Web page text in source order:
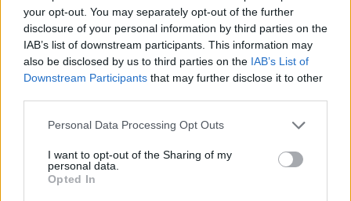
your opt-out. You may separately opt-out of the further
disclosure of your personal information by third parties on the
IAB’s list of downstream participants. This information may
also be disclosed by us to third parties on the IAB’s List of
Downstream Participants that may further disclose it to other
Personal Data Processing Opt Outs
I want to opt-out of the Sharing of my
personal data.
Opted In